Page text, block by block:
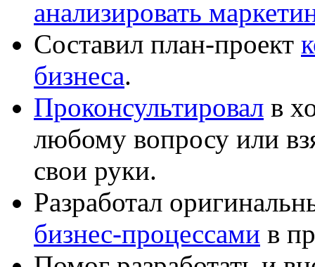
анализировать
Составил план-проект
бизнеса.
Проконсультировал в
любому вопросу или
свои руки.
Разработал
бизнес-процессами в